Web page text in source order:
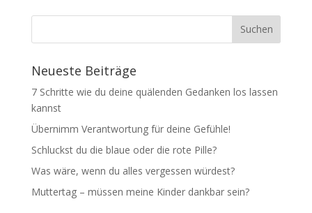
Neueste Beiträge
7 Schritte wie du deine quälenden Gedanken los lassen
kannst
Übernimm Verantwortung für deine Gefühle!
Schluckst du die blaue oder die rote Pille?
Was wäre, wenn du alles vergessen würdest?
Muttertag – müssen meine Kinder dankbar sein?